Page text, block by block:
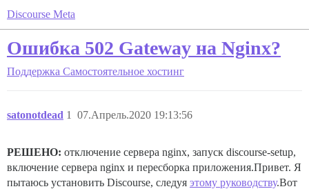
Discourse Meta
Ошибка 502 Gateway на Nginx?
Поддержка Самостоятельное хостинг
satonotdead 07.Апрель.2020 19:13:56
1
РЕШЕНО: отключение сервера nginx, запуск discourse-setup,
включение сервера nginx и пересборка приложения.Привет. Я
пытаюсь установить Discourse, следуя этому руководству.Вот